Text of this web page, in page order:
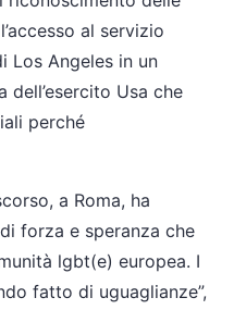
al servizio
Los Angeles in un
dell’esercito Usa che
perché
a Roma, ha
forza e speranza che
lgbt(e) europea. I
fatto di uguaglianze”,